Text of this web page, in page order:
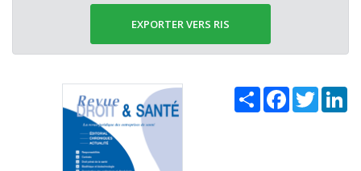
EXPORTER VERS RIS
Share Facebook
Twitter